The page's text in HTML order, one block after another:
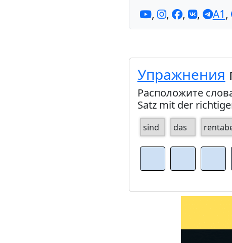
, , , , A1,
Упражнения
Расположите
Satz mit der
sind das